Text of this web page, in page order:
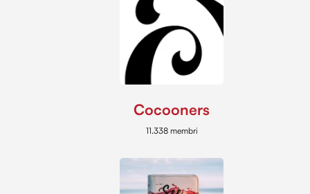
Cocooners
11.338 membri